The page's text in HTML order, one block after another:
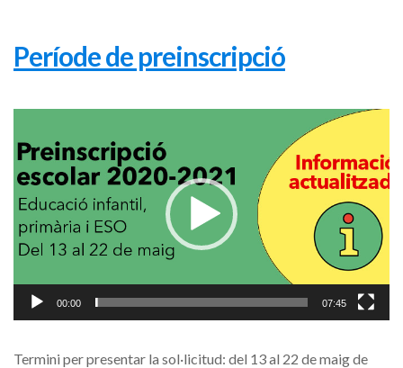
Període de preinscripció
vídeo
00:00 07:45
Termini per presentar la sol·licitud: del 13 al 22 de maig de